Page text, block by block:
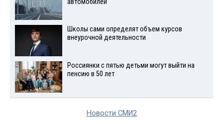
Школы сами определят объем курсов
внеурочной деятельности
Россиянки с пятью детьми могут выйти на
пенсию в 50 лет
Новости СМИ2